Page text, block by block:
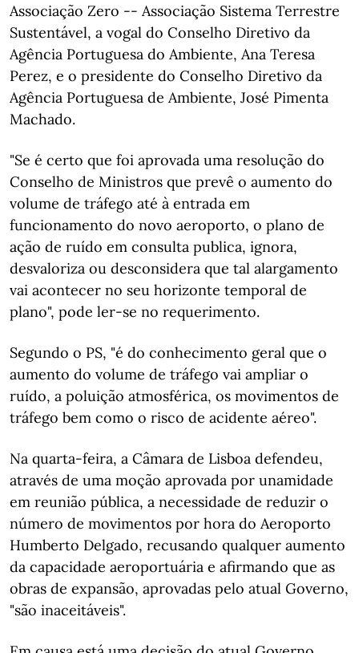
Associação Zero -- Associação Sistema Terrestre
Sustentável, a vogal do Conselho Diretivo da
Agência Portuguesa do Ambiente, Ana Teresa
Perez, e o presidente do Conselho Diretivo da
Agência Portuguesa de Ambiente, José Pimenta
Machado.
"Se é certo que foi aprovada uma resolução do
Conselho de Ministros que prevê o aumento do
volume de tráfego até à entrada em
funcionamento do novo aeroporto, o plano de
ação de ruído em consulta publica, ignora,
desvaloriza ou desconsidera que tal alargamento
vai acontecer no seu horizonte temporal de
plano", pode ler-se no requerimento.
Segundo o PS, "é do conhecimento geral que o
aumento do volume de tráfego vai ampliar o
ruído, a poluição atmosférica, os movimentos de
tráfego bem como o risco de acidente aéreo".
Na quarta-feira, a Câmara de Lisboa defendeu,
através de uma moção aprovada por unamidade
em reunião pública, a necessidade de reduzir o
número de movimentos por hora do Aeroporto
Humberto Delgado, recusando qualquer aumento
da capacidade aeroportuária e afirmando que as
obras de expansão, aprovadas pelo atual Governo,
"são inaceitáveis".